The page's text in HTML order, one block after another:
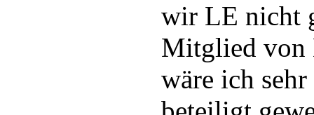
wir LE nicht
Mitglied von
wäre ich